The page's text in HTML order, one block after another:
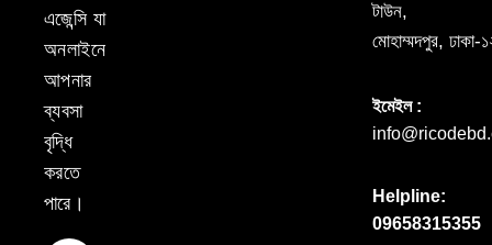
এজেন্সি যা
অনলাইনে
আপনার
ব্যবসা
বৃদ্ধি
করতে
পারে।
টাউন,
মোহাম্মদপুর,
ইমেইল :
Helpline:
09658315355